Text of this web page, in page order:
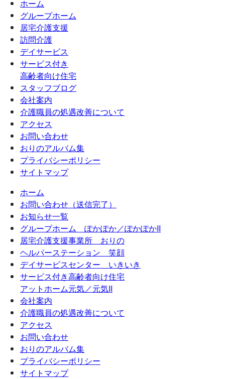
ホーム
グループホーム
居宅介護支援
訪問介護
デイサービス
サービス付き
高齢者向け住宅
スタッフブログ
会社案内
介護職員の処遇改善について
アクセス
お問い合わせ
おりのアルバム集
プライバシーポリシー
サイトマップ
ホーム
お問い合わせ（送信完了）
お知らせ一覧
グループホーム ぽかぽか／ぽかぽかII
居宅介護支援事業所 おりの
ヘルパーステーション 笑顔
デイサービスセンター いきいき
サービス付き高齢者向け住宅
アットホーム元気／元気II
会社案内
介護職員の処遇改善について
アクセス
お問い合わせ
おりのアルバム集
プライバシーポリシー
サイトマップ